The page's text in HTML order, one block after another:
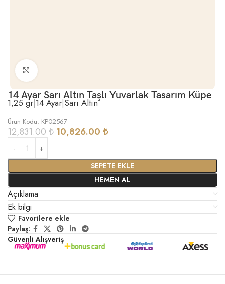
Büyütmek için tıklayın
14 Ayar Sarı Altın Taşlı Yuvarlak Tasarım Küpe
1,25 gr|14 Ayar|Sarı Altın
Ürün Kodu: KP02567
12,831.00₺ 10,826.00 ₺
SEPETE EKLE
HEMEN AL
Açıklama
Ek bilgi
Favorilere ekle
Paylaş:
Güvenli Alışveriş